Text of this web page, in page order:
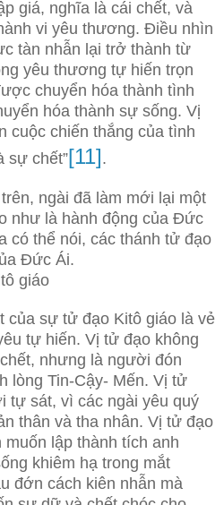
giá, nghĩa là cái chết, và
vi yêu thương. Điều nhìn
tàn nhẫn lại trở thành từ
yêu thương tự hiến trọn
chuyển hóa thành tình
hóa thành sự sống. Vị
cuộc chiến thắng của tình
sự chết”[11].
ngài đã làm mới lại một
như là hành động của Đức
có thể nói, các thánh tử đạo
Đức Ái.
giáo
của sự tử đạo Kitô giáo là vẻ
tự hiến. Vị tử đạo không
nhưng là người đón
lòng Tin-Cậy- Mến. Vị tử
tự sát, vì các ngài yêu quý
thân và tha nhân. Vị tử đạo
muốn lập thành tích anh
khiêm hạ trong mắt
đớn cách kiên nhẫn mà